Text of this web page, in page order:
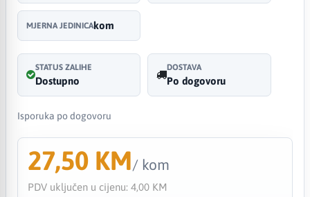
MJERNA JEDINICAkom
STATUS ZALIHE
Dostupno
DOSTAVA
Po dogovoru
Isporuka po dogovoru
27,50 KM/ kom
PDV uključen u cijenu: 4,00 KM